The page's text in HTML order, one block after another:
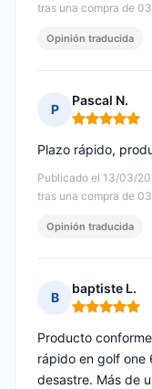
tras una compra de
Opinión traducida
P
Pascal N.
Nota: 5 de 5
Publicado el 13/03/
tras una compra de
Plazo rápido,
Opinión traducida
B
baptiste L.
Nota: 5 de 5
Producto
rápido en golf one
desastre. Más de